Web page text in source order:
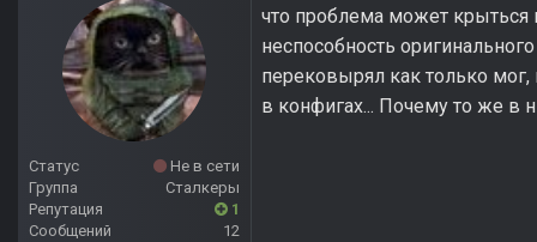
Статус
Не в сети
Группа
Сталкеры
Репутация
1
Сообщений
12
что проблема может крыться
неспособность
перековырял как только мог,
в конфигах... Почему то же в